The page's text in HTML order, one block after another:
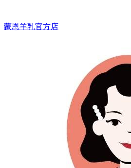
蒙恩羊乳官方店